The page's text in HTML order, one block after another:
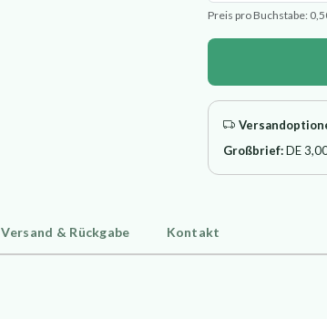
Preis pro Buchstabe:
Großbrief:DE
Versand & Rückgabe Kontakt